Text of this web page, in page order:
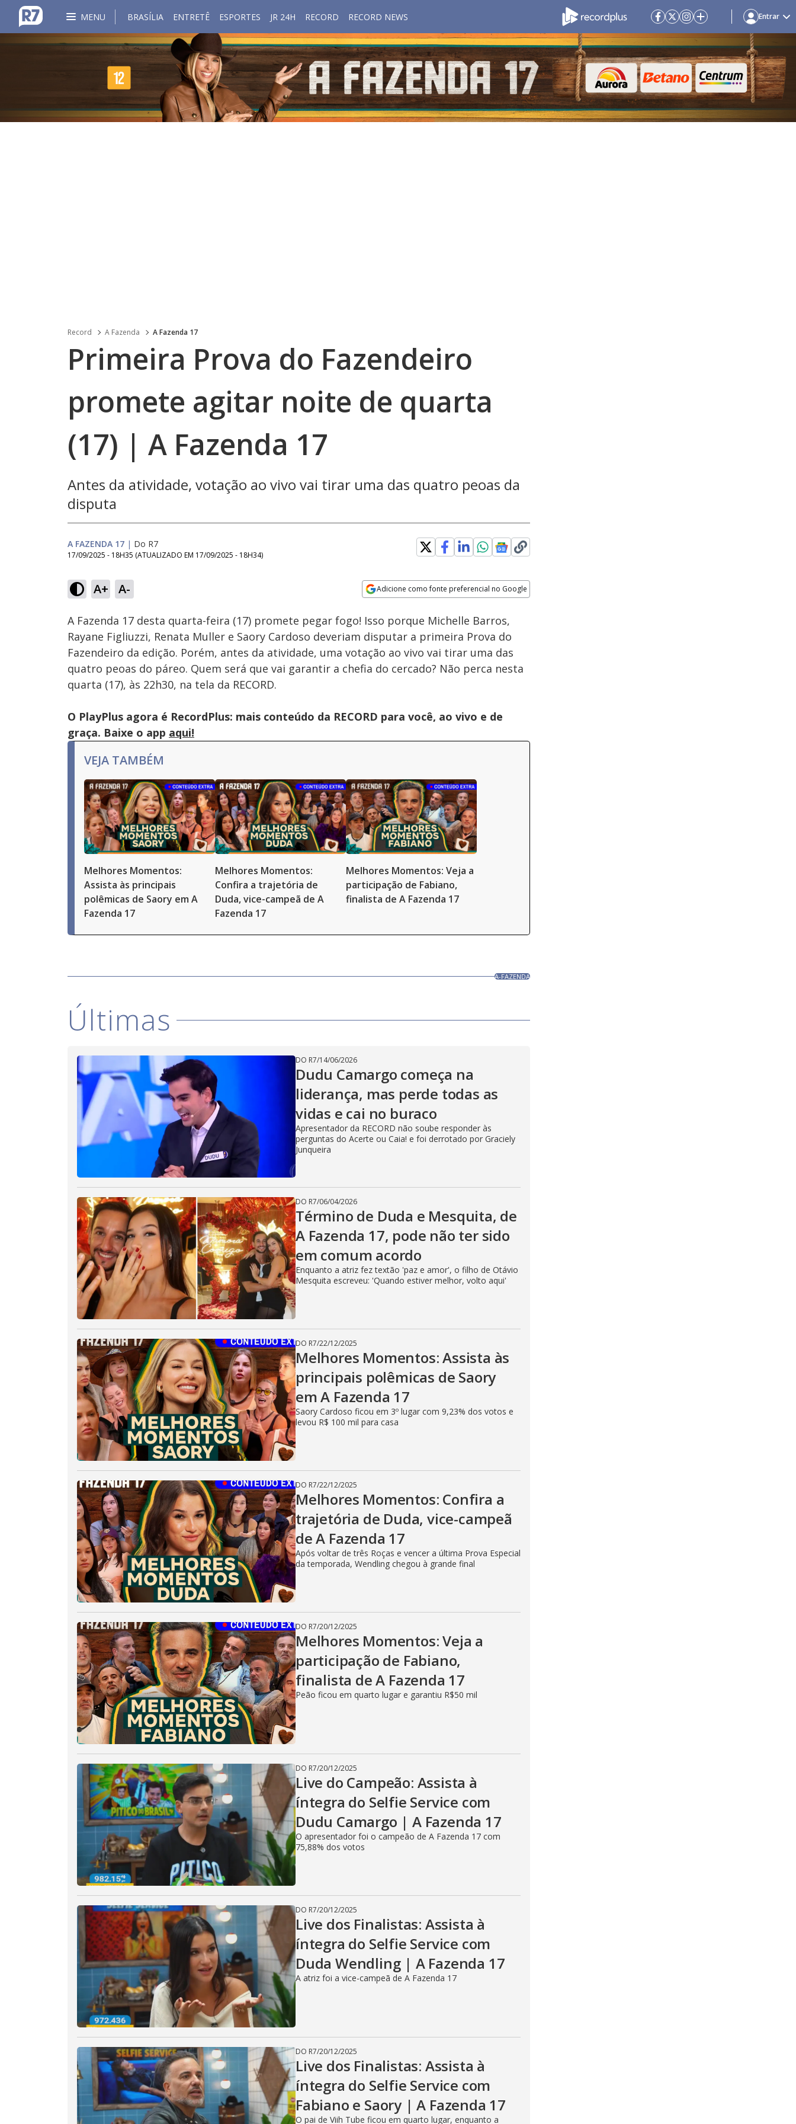
MENU BRASÍLIA ENTRETÊ ESPORTES JR 24H RECORD RECORD NEWS Entrar
Record A Fazenda A Fazenda 17
Primeira Prova do Fazendeiro
promete agitar noite de quarta
(17) | A Fazenda 17
Antes da atividade, votação ao vivo vai tirar uma das quatro peoas da
disputa
A FAZENDA 17 | Do R7
17/09/2025 - 18H35 (ATUALIZADO EM 17/09/2025 - 18H34)
A+ A- Adicione como fonte preferencial no Google
Ativar
Som
Velocidade
A Fazenda 17 desta quarta-feira (17) promete pegar fogo! Isso porque Michelle Barros,
Rayane Figliuzzi, Renata Muller e Saory Cardoso deveriam disputar a primeira Prova do
Fazendeiro da edição. Porém, antes da atividade, uma votação ao vivo vai tirar uma das
quatro peoas do páreo. Quem será que vai garantir a chefia do cercado? Não perca nesta
quarta (17), às 22h30, na tela da RECORD.
O PlayPlus agora é RecordPlus: mais conteúdo da RECORD para você, ao vivo e de
graça. Baixe o app aqui!
VEJA TAMBÉM
Melhores Momentos:
Assista às principais
polêmicas de Saory em A
Fazenda 17
Melhores Momentos:
Confira a trajetória de
Duda, vice-campeã de A
Fazenda 17
Melhores Momentos: Veja a
participação de Fabiano,
finalista de A Fazenda 17
A-FAZENDA
Últimas
DO R7/14/06/2026
Dudu Camargo começa na
liderança, mas perde todas as
vidas e cai no buraco
Apresentador da RECORD não soube responder às
perguntas do Acerte ou Caia! e foi derrotado por Graciely
Junqueira
DO R7/06/04/2026
Término de Duda e Mesquita, de
A Fazenda 17, pode não ter sido
em comum acordo
Enquanto a atriz fez textão 'paz e amor', o filho de Otávio
Mesquita escreveu: 'Quando estiver melhor, volto aqui'
DO R7/22/12/2025
Melhores Momentos: Assista às
principais polêmicas de Saory
em A Fazenda 17
Saory Cardoso ficou em 3º lugar com 9,23% dos votos e
levou R$ 100 mil para casa
DO R7/22/12/2025
Melhores Momentos: Confira a
trajetória de Duda, vice-campeã
de A Fazenda 17
Após voltar de três Roças e vencer a última Prova Especial
da temporada, Wendling chegou à grande final
DO R7/20/12/2025
Melhores Momentos: Veja a
participação de Fabiano,
finalista de A Fazenda 17
Peão ficou em quarto lugar e garantiu R$50 mil
DO R7/20/12/2025
Live do Campeão: Assista à
íntegra do Selfie Service com
Dudu Camargo | A Fazenda 17
O apresentador foi o campeão de A Fazenda 17 com
75,88% dos votos
DO R7/20/12/2025
Live dos Finalistas: Assista à
íntegra do Selfie Service com
Duda Wendling | A Fazenda 17
A atriz foi a vice-campeã de A Fazenda 17
DO R7/20/12/2025
Live dos Finalistas: Assista à
íntegra do Selfie Service com
Fabiano e Saory | A Fazenda 17
O pai de Viih Tube ficou em quarto lugar, enquanto a